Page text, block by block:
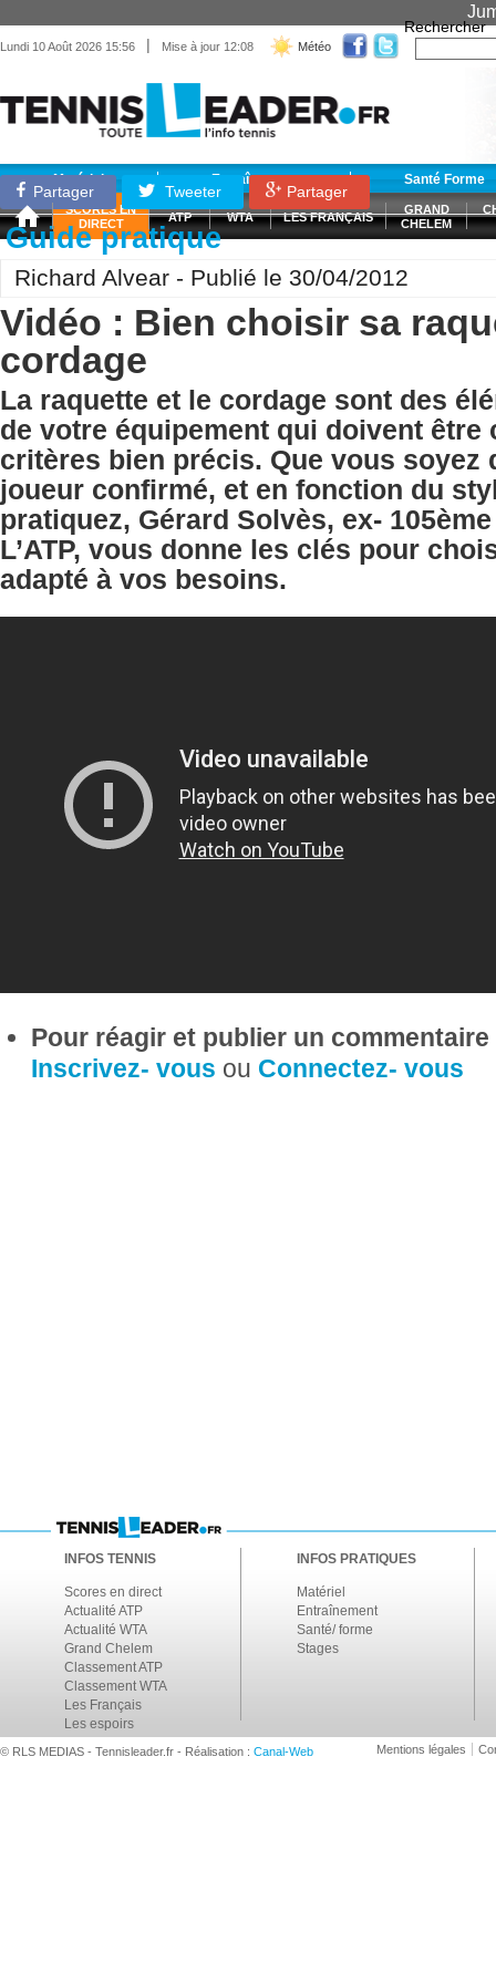
Lundi 10 Août 2026 15:56 | Mise à jour 12:08 Météo
Rechercher
Matériel Entraînement Santé Forme
SCORES EN
DIRECT
ATP WTA LES FRANÇAIS
GRAND
CHELEM
Partager Tweeter Partager
Guide pratique
Richard Alvear - Publié le 30/04/2012
Vidéo : Bien choisir sa
cordage
La raquette et le cordage sont des
de votre équipement qui doivent être
critères bien précis. Que vous soyez
joueur confirmé, et en fonction du
pratiquez, Gérard Solvès, ex-
L’ATP, vous donne les clés pour
adapté à vos besoins.
Pour réagir et publier un
Inscrivez- vous ou Connectez- vous
INFOS TENNIS
Scores en direct
Actualité ATP
Actualité WTA
Grand Chelem
Classement ATP
Classement WTA
Les Français
Les espoirs
INFOS PRATIQUES
Matériel
Entraînement
Santé/ forme
Stages
© RLS MEDIAS - Tennisleader.fr - Réalisation : Canal-Web Mentions légales